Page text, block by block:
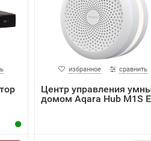
избранное сравнить
Центр управления
домом Aqara Hub M1S